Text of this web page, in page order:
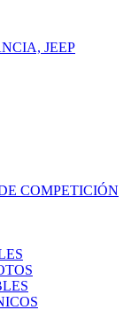
JEEP
COMPETICIÓN